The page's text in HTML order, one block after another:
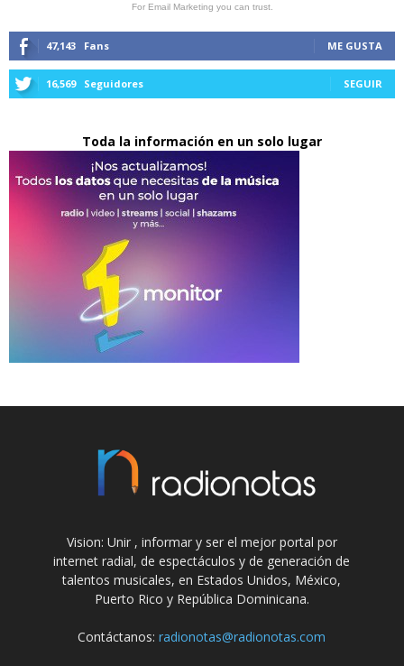
For Email Marketing you can trust.
47,143 Fans ME GUSTA
16,569 Seguidores SEGUIR
Toda la información en un solo lugar
Vision: Unir , informar y ser el mejor portal por
internet radial, de espectáculos y de generación de
talentos musicales, en Estados Unidos, México,
Puerto Rico y República Dominicana.
Contáctanos:radionotas@radionotas.com